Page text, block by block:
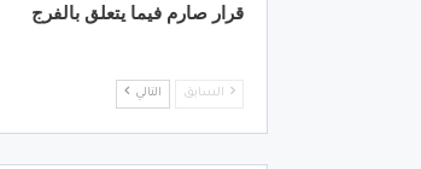
قرار صارم فيما يتعلق بالفرج
السابق التالي